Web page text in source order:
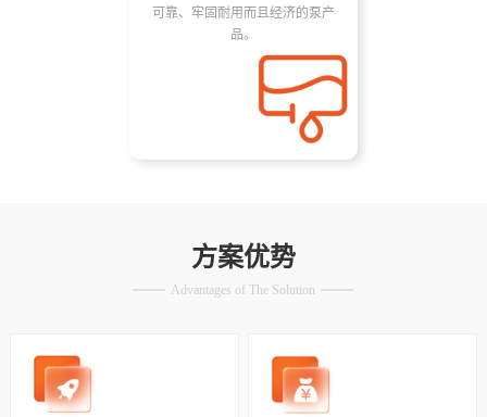
可靠、牢固耐用而且经济的泵产
品。
方案优势
Advantages of The Solution